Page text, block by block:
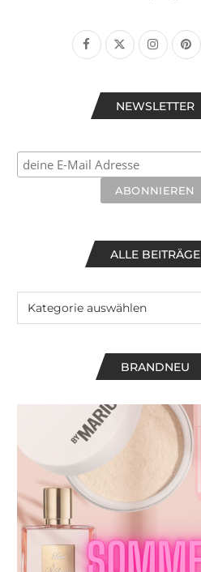
NEWSLETTER
ALLE BEITRÄGE
BRANDNEU